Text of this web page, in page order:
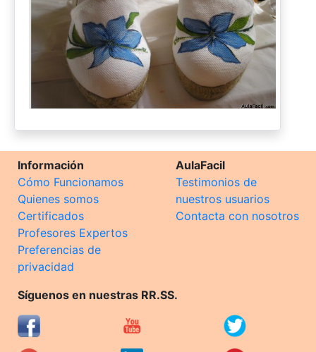
Información
Cómo Funcionamos
Quienes somos
Certificados
Profesores Expertos
Preferencias de
privacidad
AulaFacil
Testimonios de
nuestros usuarios
Contacta con nosotros
Síguenos en nuestras RR.SS.